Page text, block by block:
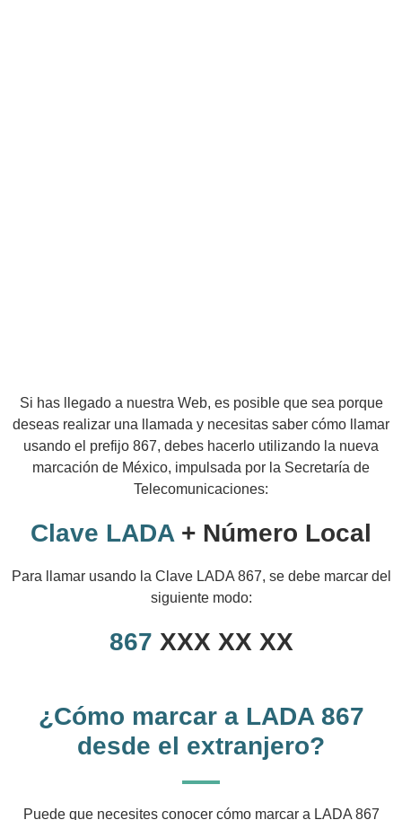
Si has llegado a nuestra Web, es posible que sea porque
deseas realizar una llamada y necesitas saber cómo llamar
usando el prefijo 867, debes hacerlo utilizando la nueva
marcación de México, impulsada por la Secretaría de
Telecomunicaciones:
Clave LADA + Número Local
Para llamar usando la Clave LADA 867, se debe marcar del
siguiente modo:
867 XXX XX XX
¿Cómo marcar a LADA 867
desde el extranjero?
Puede que necesites conocer cómo marcar a LADA 867